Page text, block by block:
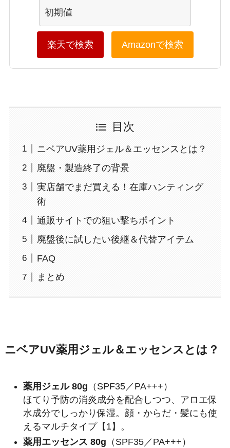
楽天で検索 Amazonで検索
目次
ニベアUV薬用ジェル＆エッセンスとは？
廃盤・製造終了の背景
実店舗でまだ買える！在庫ハンティング
術
通販サイトでの狙い撃ちポイント
廃盤後に試したい後継＆代替アイテム
FAQ
まとめ
ニベアUV薬用ジェル＆エッセンスとは？
薬用ジェル 80g （SPF35／PA+++）
ほてり予防の消炎成分を配合しつつ、アロエ保
水成分でしっかり保湿。顔・からだ・髪にも使
えるマルチタイプ【1】。
薬用エッセンス 80g （SPF35／PA+++）